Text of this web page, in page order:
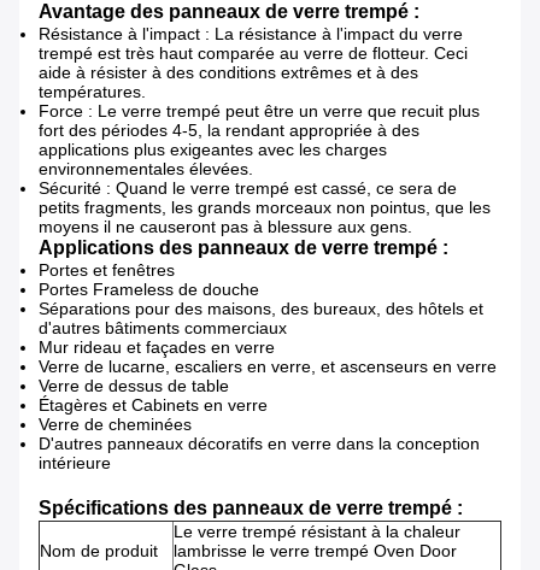
Avantage des panneaux de verre trempé :
Résistance à l'impact : La résistance à l'impact du verre
trempé est très haut comparée au verre de flotteur. Ceci
aide à résister à des conditions extrêmes et à des
températures.
Force : Le verre trempé peut être un verre que recuit plus
fort des périodes 4-5, la rendant appropriée à des
applications plus exigeantes avec les charges
environnementales élevées.
Sécurité : Quand le verre trempé est cassé, ce sera de
petits fragments, les grands morceaux non pointus, que les
moyens il ne causeront pas à blessure aux gens.
Applications des panneaux de verre trempé :
Portes et fenêtres
Portes Frameless de douche
Séparations pour des maisons, des bureaux, des hôtels et
d'autres bâtiments commerciaux
Mur rideau et façades en verre
Verre de lucarne, escaliers en verre, et ascenseurs en verre
Verre de dessus de table
Étagères et Cabinets en verre
Verre de cheminées
D'autres panneaux décoratifs en verre dans la conception
intérieure
Spécifications des panneaux de verre trempé :
Nom de produit
Le verre trempé résistant à la chaleur
lambrisse le verre trempé Oven Door